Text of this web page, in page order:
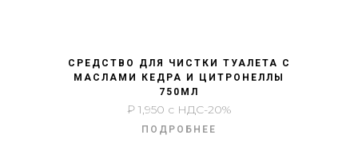
СРЕДСТВО ДЛЯ ЧИСТКИ ТУАЛЕТА С
МАСЛАМИ КЕДРА И ЦИТРОНЕЛЛЫ
750МЛ
₽1,950 с НДС-20%
ПОДРОБНЕЕ